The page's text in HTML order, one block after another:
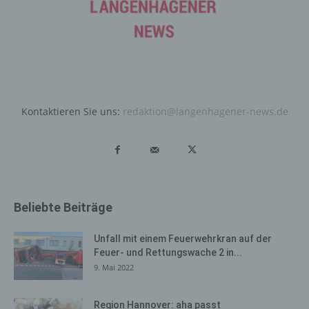
Kontaktieren Sie uns: redaktion@langenhagener-news.de
Beliebte Beiträge
Unfall mit einem Feuerwehrkran auf der
Feuer- und Rettungswache 2 in...
9. Mai 2022
Region Hannover: aha passt
Daten und Informationen. Diese allgemeinen Daten und
Informationen werden in den Logfiles des Servers
gespeichert. Erfasst werden können die (1) verwendeten
die Unterwebseiten, welche über ein zugreifendes
(5) das Datum und die Uhrzeit eines Zugriffs auf die
und Informationen, die der Gefahrenabwehr im Falle von
Systeme dienen.
Bei der Nutzung dieser allgemeinen Daten und
benötigt, um (1) die Inhalte unserer Internetseite korrekt